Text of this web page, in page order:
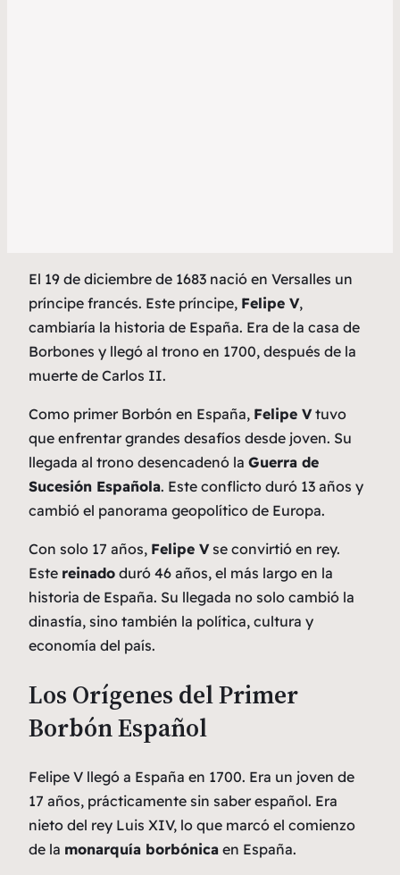
El 19 de diciembre de 1683 nació en Versalles un
príncipe francés. Este príncipe, Felipe V,
cambiaría la historia de España. Era de la casa de
Borbones y llegó al trono en 1700, después de la
muerte de Carlos II.
Como primer Borbón en España, Felipe V tuvo
que enfrentar grandes desafíos desde joven. Su
llegada al trono desencadenó la Guerra de
Sucesión Española. Este conflicto duró 13 años y
cambió el panorama geopolítico de Europa.
Con solo 17 años, Felipe V se convirtió en rey.
Este reinado duró 46 años, el más largo en la
historia de España. Su llegada no solo cambió la
dinastía, sino también la política, cultura y
economía del país.
Los Orígenes del Primer
Borbón Español
Felipe V llegó a España en 1700. Era un joven de
17 años, prácticamente sin saber español. Era
nieto del rey Luis XIV, lo que marcó el comienzo
de la monarquía borbónica en España.